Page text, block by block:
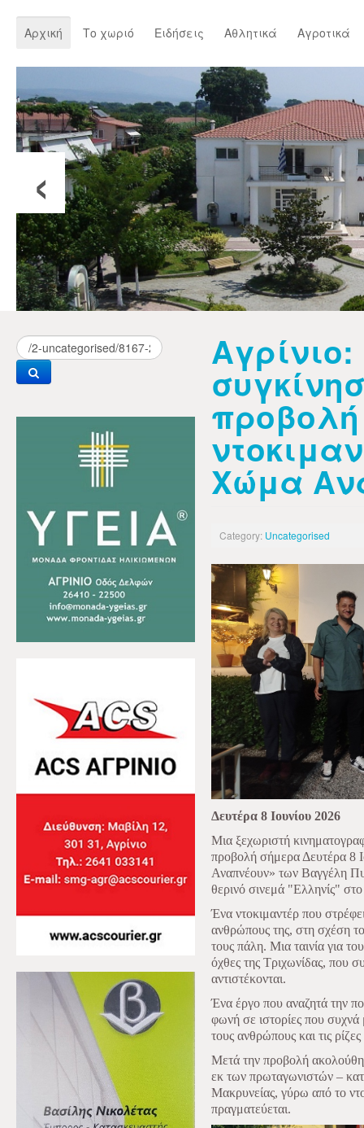
Αρχική Το χωριό Ειδήσεις Αθλητικά Αγροτικά
‹
προβολή
Χώμα
Category: Uncategorised
Δευτέρα 8 Ιουνίου 2026
Μια ξεχωριστή
προβολή σήμερα Δευτέρα 8
Αναπνέουν» των Βαγγέλη
θερινό σινεμά "Ελληνίς" στο
Ένα ντοκιμαντέρ που
ανθρώπους της, στη σχέση
τους πάλη. Μια ταινία για
όχθες της Τριχωνίδας, που
αντιστέκονται.
Ένα έργο που αναζητά την
φωνή σε ιστορίες που συχνά
τους ανθρώπους και τις
Μετά την προβολή
εκ των πρωταγωνιστών –
Μακρυνείας, γύρω από το
πραγματεύεται.